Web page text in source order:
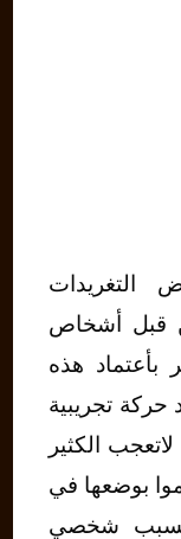
التغريدات
قبل أشخاص
بأعتماد هذه
تجريبية
الكثير
بوضعها في
لسبب شخصي